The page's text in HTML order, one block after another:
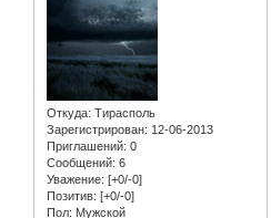
Откуда: Тирасполь
Зарегистрирован: 12-06-2013
Приглашений: 0
Сообщений: 6
Уважение: [+0/-0]
Позитив: [+0/-0]
Пол: Мужской